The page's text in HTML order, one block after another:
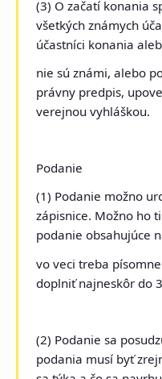
(3) O začatí konania
všetkých známych
účastníci konania
nie sú známi, alebo
právny predpis,
verejnou vyhláškou.
Podanie
(1) Podanie možno
zápisnice. Možno ho
podanie obsahujúce
vo veci treba
doplniť najneskôr do
(2) Podanie sa
podania musí byť